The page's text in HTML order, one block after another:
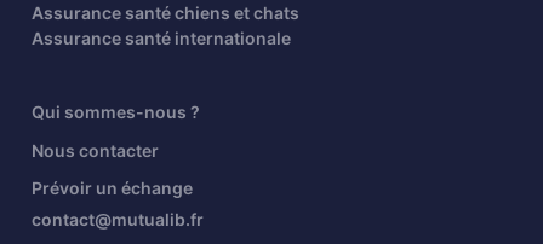
Assurance santé chiens et chats
Assurance santé internationale
Qui sommes-nous ?
Nous contacter
Prévoir un échange
contact@mutualib.fr